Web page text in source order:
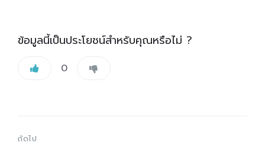
ข้อมูลนี้เป็นประโยชน์สำหรับคุณหรือไม่ ?
0
ถัดไป